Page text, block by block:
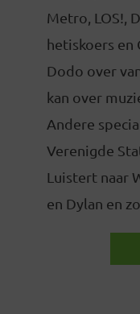
Metro, LOS!,
hetiskoers en
Dodo over
kan over
Andere
Verenigde
Luistert naar
en Dylan en